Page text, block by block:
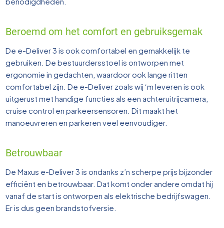
Beroemd om het comfort en gebruiksgemak
De e-Deliver 3 is ook comfortabel en gemakkelijk te
gebruiken. De bestuurdersstoel is ontworpen met
ergonomie in gedachten, waardoor ook lange ritten
comfortabel zijn. De e-Deliver zoals wij ‘m leveren is ook
uitgerust met handige functies als een achteruitrijcamera,
cruise control en parkeersensoren. Dit maakt het
manoeuvreren en parkeren veel eenvoudiger.
Betrouwbaar
De Maxus e-Deliver 3 is ondanks z’n scherpe prijs bijzonder
efficiënt en betrouwbaar. Dat komt onder andere omdat hij
vanaf de start is ontworpen als elektrische bedrijfswagen.
Er is dus geen brandstofversie.